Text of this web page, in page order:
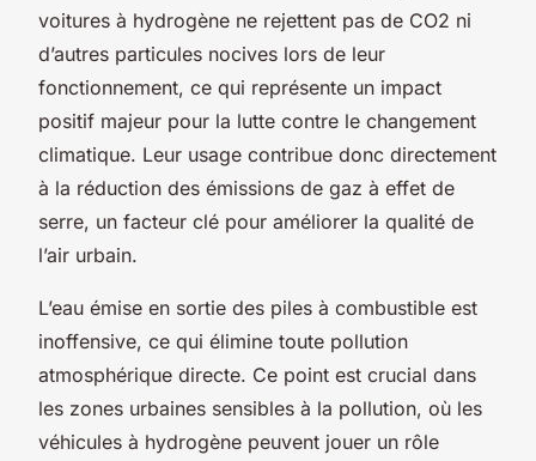
voitures à hydrogène ne rejettent pas de CO2 ni
d’autres particules nocives lors de leur
fonctionnement, ce qui représente un impact
positif majeur pour la lutte contre le changement
climatique. Leur usage contribue donc directement
à la réduction des émissions de gaz à effet de
serre, un facteur clé pour améliorer la qualité de
l’air urbain.
L’eau émise en sortie des piles à combustible est
inoffensive, ce qui élimine toute pollution
atmosphérique directe. Ce point est crucial dans
les zones urbaines sensibles à la pollution, où les
véhicules à hydrogène peuvent jouer un rôle